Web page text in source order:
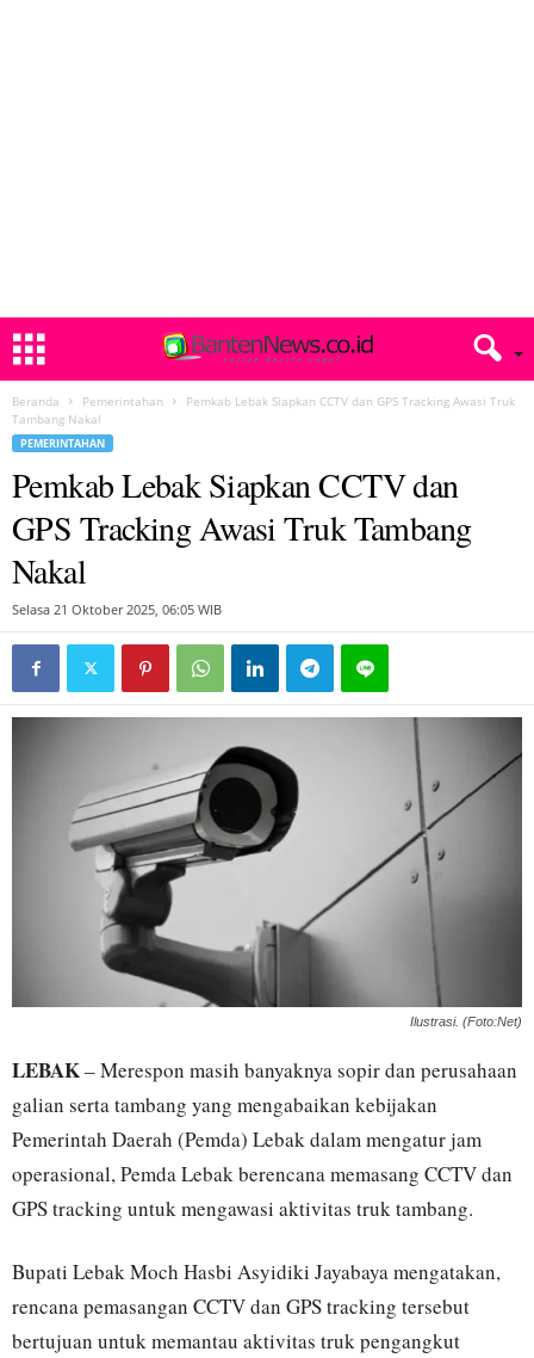
Beranda Pemerintahan
Pemkab Lebak Siapkan CCTV dan GPS Tracking Awasi Truk
Tambang Nakal
PEMERINTAHAN
Pemkab Lebak Siapkan CCTV dan
GPS Tracking Awasi Truk Tambang
Nakal
Selasa 21 Oktober 2025, 06:05 WIB
Ilustrasi. (Foto:Net)
LEBAK– Merespon masih banyaknya sopir dan perusahaan
galian serta tambang yang mengabaikan kebijakan
Pemerintah Daerah (Pemda) Lebak dalam mengatur jam
operasional, Pemda Lebak berencana memasang CCTV dan
GPS tracking untuk mengawasi aktivitas truk tambang.
Bupati Lebak Moch Hasbi Asyidiki Jayabaya mengatakan,
rencana pemasangan CCTV dan GPS tracking tersebut
bertujuan untuk memantau aktivitas truk pengangkut